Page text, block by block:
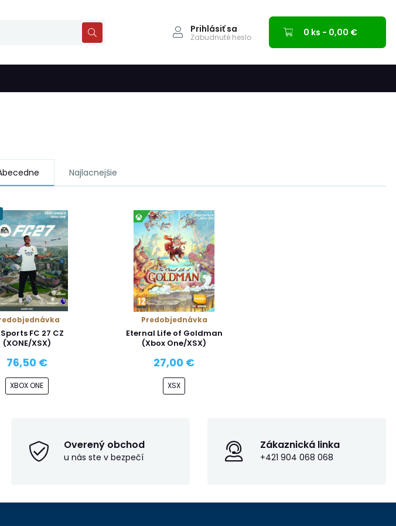
Prihlásiť sa
Zabudnuté heslo 0 ks - 0,00 €
Najlacnejšie
Sports FC 27 CZ
(XONE/XSX)
76,50 €
XBOX ONE
Predobjednávka
Eternal Life of Goldman
(Xbox One/XSX)
27,00 €
XSX
Overený obchod
u nás ste v bezpečí
Zákaznická linka
+421 904 068 068